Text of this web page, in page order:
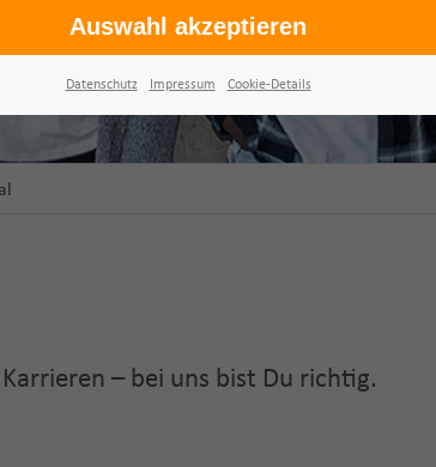
– bei uns bist Du richtig.
Datenschutz Impressum Cookie-Details